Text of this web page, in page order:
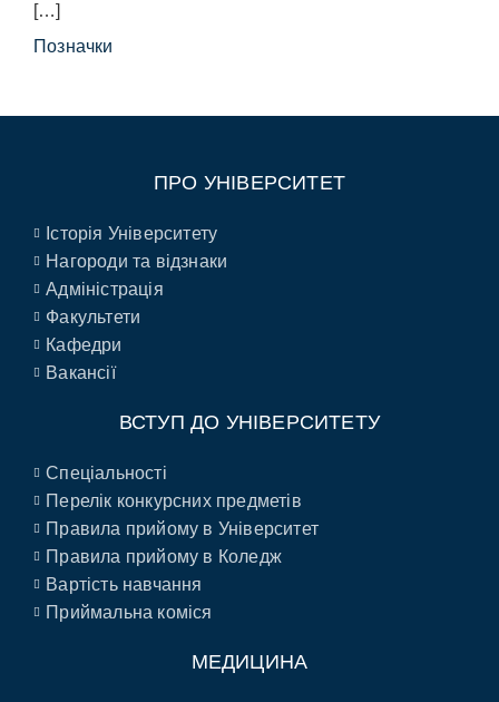
[…]
Позначки
ПРО УНІВЕРСИТЕТ
Історія Університету
Нагороди та відзнаки
Адміністрація
Факультети
Кафедри
Вакансії
ВСТУП ДО УНІВЕРСИТЕТУ
Спеціальності
Перелік конкурсних предметів
Правила прийому в Університет
Правила прийому в Коледж
Вартість навчання
Приймальна коміся
МЕДИЦИНА